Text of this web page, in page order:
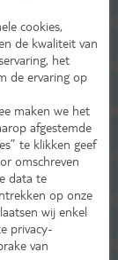
cookies,
de kwaliteit van
het
de ervaring op
maken we het
afgestemde
te klikken geef
omschreven
data te
op onze
wij enkel
privacy-
van